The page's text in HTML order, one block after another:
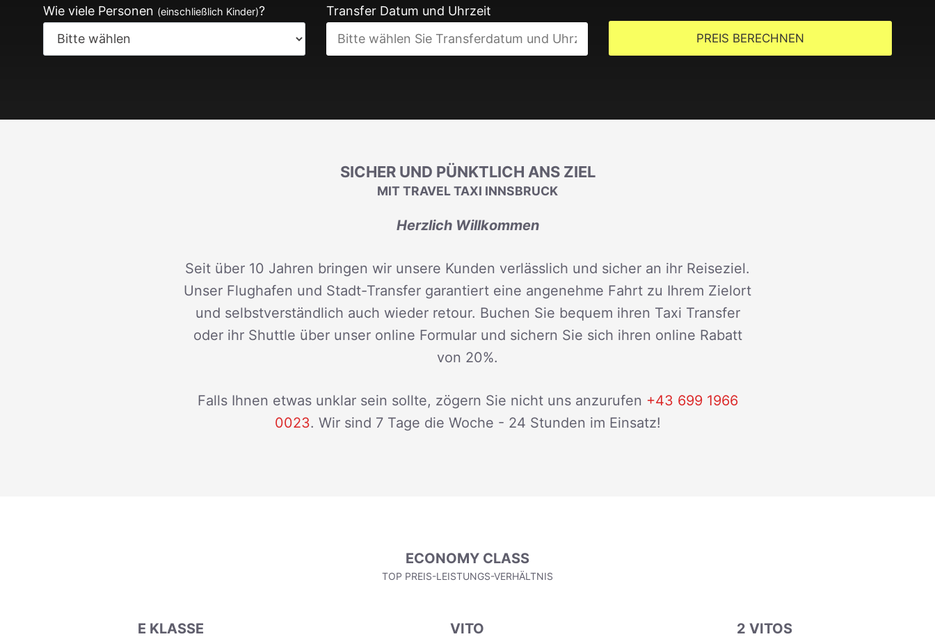
Wie viele Personen (einschließlich Kinder)? Transfer Datum und Uhrzeit
PREIS BERECHNEN
SICHER UND PÜNKTLICH ANS ZIEL
MIT TRAVEL TAXI INNSBRUCK
Herzlich Willkommen
Seit über 10 Jahren bringen wir unsere Kunden verlässlich und sicher an ihr Reiseziel.
Unser Flughafen und Stadt-Transfer garantiert eine angenehme Fahrt zu Ihrem Zielort
und selbstverständlich auch wieder retour. Buchen Sie bequem ihren Taxi Transfer
oder ihr Shuttle über unser online Formular und sichern Sie sich ihren online Rabatt
von 20%.
Falls Ihnen etwas unklar sein sollte, zögern Sie nicht uns anzurufen +43 699 1966
0023. Wir sind 7 Tage die Woche - 24 Stunden im Einsatz!
ECONOMY CLASS
TOP PREIS-LEISTUNGS-VERHÄLTNIS
E KLASSE VITO 2 VITOS